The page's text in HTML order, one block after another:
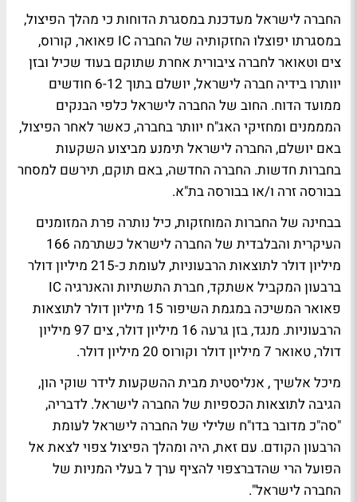
החברה לישראל מעדכנת במסגרת הדוחות כי מהלך הפיצול,
במסגרתו יפוצלו החזקותיה של החברה IC פאואר, קורוס,
צים וטאואר לחברה ציבורית אחרת שתוקם בעוד שכיל ובזן
יוותרו בידיה חברה לישראל, יושלם בתוך 6-12 חודשים
ממועד הדוח. החוב של החברה לישראל כלפי הבנקים
המממנים ומחזיקי האג"ח יוותר בחברה, כאשר לאחר הפיצול,
באם יושלם, החברה לישראל תימנע מביצוע השקעות
בחברות חדשות. החברה החדשה, באם תוקם, תירשם למסחר
בבורסה זרה ו/או בבורסה בת"א.
בבחינה של החברות המוחזקות, כיל נותרה פרת המזומנים
העיקרית והבלבדית של החברה לישראל כשתרמה 166
מיליון דולר לתוצאות הרבעוניות, לעומת כ-215 מיליון דולר
ברבעון המקביל אשתקד, חברת התשתיות והאנרגיה IC
פאואר המשיכה במגמת השיפור 15 מיליון דולר לתוצאות
הרבעוניות. מנגד, בזן גרעה 16 מיליון דולר, צים 97 מיליון
דולר, טאואר 7 מיליון דולר וקורוס 20 מיליון דולר.
מיכל אלשיך, אנליסטית מבית ההשקעות לידר שוקי הון,
הגיבה לתוצאות הכספיות של החברה לישראל. לדבריה,
"סה"כ מדובר בדו"ח שלילי של החברה לישראל לעומת
הרבעון הקודם. עם זאת, היה ומהלך הפיצול צפוי לצאת אל
הפועל הרי שהדברצפוי להציף ערך ל בעלי המניות של
החברה לישראל".